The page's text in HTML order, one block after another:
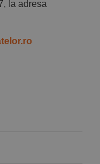
la adresa